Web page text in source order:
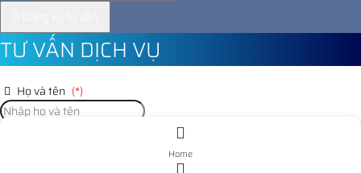
TƯ VẤN DỊCH VỤ
Họ và tên (*)
Home